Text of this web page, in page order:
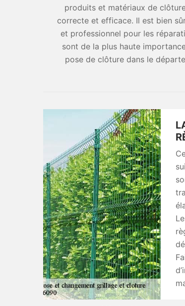
produits et matériaux de
correcte et efficace. Il est bien
et professionnel pour les
sont de la plus haute
pose de clôture dans le